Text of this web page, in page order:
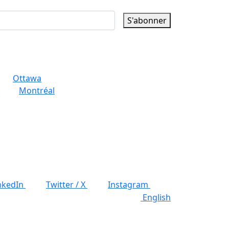
S'abonner
Ottawa
Montréal
Twitter / X
Instagram
English